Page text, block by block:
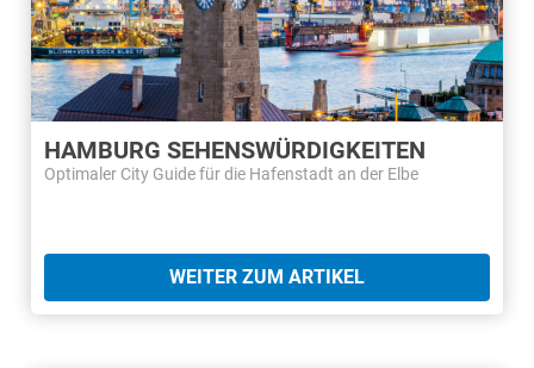
HAMBURG SEHENSWÜRDIGKEITEN
Optimaler City Guide für die Hafenstadt an der Elbe
WEITER ZUM ARTIKEL